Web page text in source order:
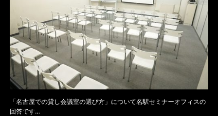
「名古屋での貸し会議室の選び方」について名駅セミナーオフィスの
回答です…